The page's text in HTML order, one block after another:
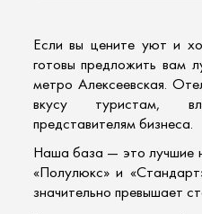
Если вы цените уют и
готовы предложить вам
метро Алексеевская.
вкусу туристам,
представителям бизнеса.
Наша база — этолучшие
«Полулюкс» и
значительно превышает